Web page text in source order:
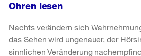
Ohren lesen
Nachts verändern sich
das Sehen wird ungenauer, der
sinnlichen Veränderung